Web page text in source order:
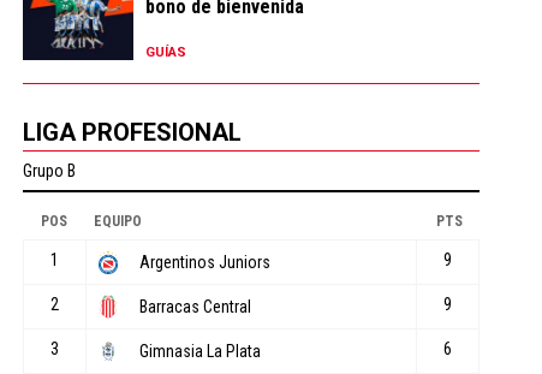
bono de bienvenida
GUÍAS
LIGA PROFESIONAL